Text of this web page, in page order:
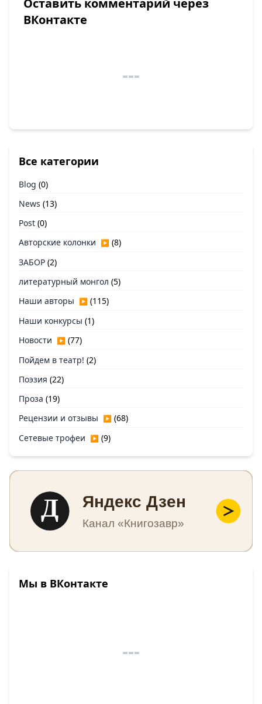
Оставить комментарий через
ВКонтакте
Все категории
Blog (0)
News (13)
Post (0)
Авторские колонки ▶ (8)
ЗАБОР (2)
литературный монгол (5)
Наши авторы ▶ (115)
Наши конкурсы (1)
Новости ▶ (77)
Пойдем в театр! (2)
Поэзия (22)
Проза (19)
Рецензии и отзывы ▶ (68)
Сетевые трофеи ▶ (9)
Д Яндекс Дзен
Канал «Книгозавр»
Мы в ВКонтакте